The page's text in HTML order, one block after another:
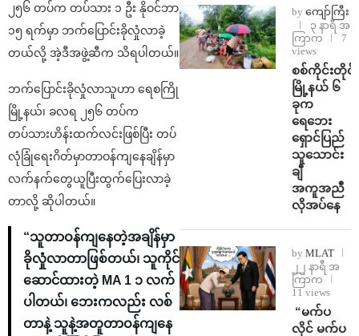
၂၅၆ တပ်က တပ်သား ၁ ဦး နိုဝင်ဘာ
၁၅ ရက်မှာ ဘက်ပြောင်းခိုလှုံလာခဲ့
တယ်လို့ အဲ့ဒီအဖွဲ့ဆီက သိရပါတယ်။
ဘက်ပြောင်းခိုလှုံလာသူဟာ ရေစကြို
မြို့နယ်၊ ခလရ ၂၅၆ တပ်က
တပ်သားဟိန်းထက်လင်းဖြစ်ပြီး တပ်
လုံခြုံရေးဂိတ်မှာတာဝန်ကျနေချိန်မှာ
လက်နက်တွေယူပြီးထွက်ပြေးလာခဲ့
တာလို့ ဆိုပါတယ်။
“သူတာဝန်ကျနေတဲ့အချိန်မှာ
ခိုလှုံလာတာဖြစ်တယ်၊ သူကိုင်
ဆောင်ထားတဲ့ MA 1 ၁ လက်
ပါတယ်၊ ဘေးကလည်း လစ်
တာနဲ့ သူနဲ့အတူတာဝန်ကျနေ
by ကျော်ကြီး
၃ နာရီ အ
ကြာက
7
views
စစ်ကိုင်းတိုင်း
မြို့နယ် ၆
ခုက
ရေဘေး
ရှောင်ပြည်
သူသောင်း
ချီ
အကူအညီ
လိုအပ်နေ
by MLAT
၂၂ နာရီ အ
ကြာက
11 views
⁨ ⁨“မက်ပ
လိုင် မက်ပ